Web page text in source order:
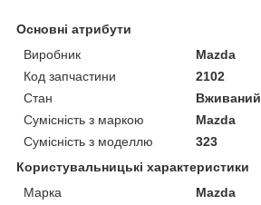
Основні атрибути
Виробник
Mazda
Код запчастини
2102
Стан
Вживаний
Сумісність з маркою
Mazda
Сумісність з моделлю
323
Користувальницькі характеристики
Марка
Mazda